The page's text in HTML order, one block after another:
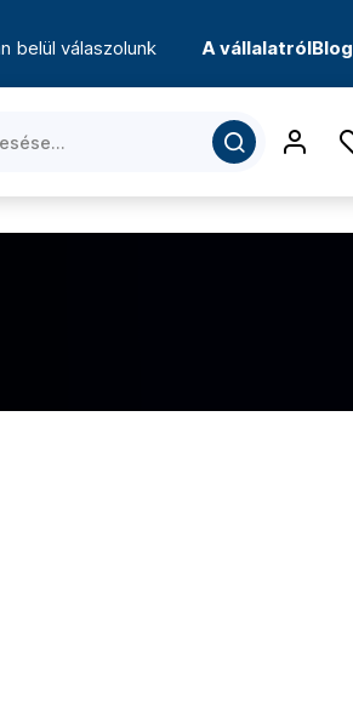
belül válaszolunk A vállalatrólBlog